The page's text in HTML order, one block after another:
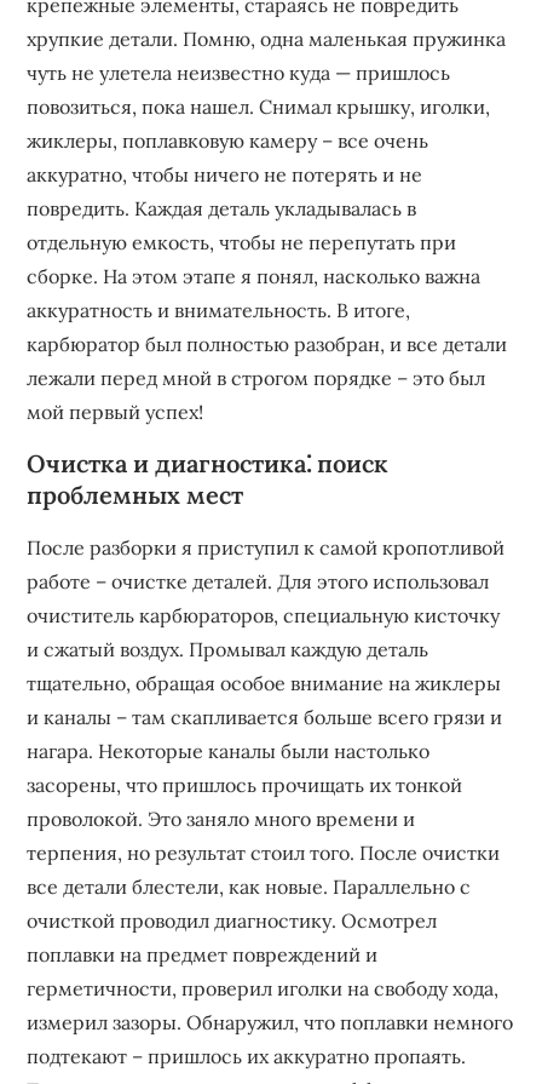
крепежные элементы, стараясь не повредить
хрупкие детали. Помню, одна маленькая пружинка
чуть не улетела неизвестно куда — пришлось
повозиться, пока нашел. Снимал крышку, иголки,
жиклеры, поплавковую камеру – все очень
аккуратно, чтобы ничего не потерять и не
повредить. Каждая деталь укладывалась в
отдельную емкость, чтобы не перепутать при
сборке. На этом этапе я понял, насколько важна
аккуратность и внимательность. В итоге,
карбюратор был полностью разобран, и все детали
лежали перед мной в строгом порядке – это был
мой первый успех!
Очистка и диагностика⁚ поиск
проблемных мест
После разборки я приступил к самой кропотливой
работе – очистке деталей. Для этого использовал
очиститель карбюраторов, специальную кисточку
и сжатый воздух. Промывал каждую деталь
тщательно, обращая особое внимание на жиклеры
и каналы – там скапливается больше всего грязи и
нагара. Некоторые каналы были настолько
засорены, что пришлось прочищать их тонкой
проволокой. Это заняло много времени и
терпения, но результат стоил того. После очистки
все детали блестели, как новые. Параллельно с
очисткой проводил диагностику. Осмотрел
поплавки на предмет повреждений и
герметичности, проверил иголки на свободу хода,
измерил зазоры. Обнаружил, что поплавки немного
подтекают – пришлось их аккуратно пропаять.